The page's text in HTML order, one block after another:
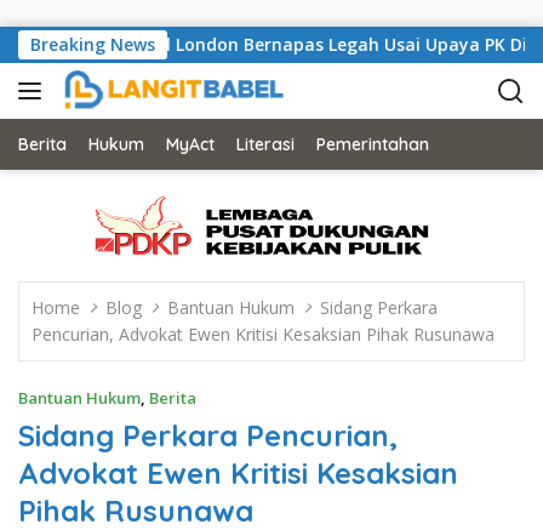
Breaking News
Asal London Bernapas Legah Usai Upaya PK Dikabulkan
Berita Hukum MyAct Literasi Pemerintahan
Home Blog Bantuan Hukum
Sidang Perkara
Pencurian, Advokat Ewen Kritisi Kesaksian Pihak Rusunawa
Bantuan Hukum, Berita
Sidang Perkara Pencurian,
Advokat Ewen Kritisi Kesaksian
Pihak Rusunawa